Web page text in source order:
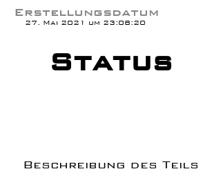
27. Mai 2021 um 23:08:20
Erstellungsdatum
Status
Beschreibung des Teils